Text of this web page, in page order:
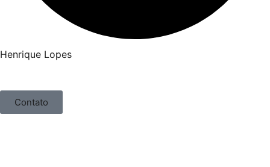
Henrique Lopes
Contato